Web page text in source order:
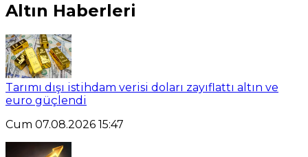
Altın Haberleri
Tarımı dışı istihdam verisi doları zayıflattı altın ve
euro güçlendi
Cum 07.08.2026 15:47